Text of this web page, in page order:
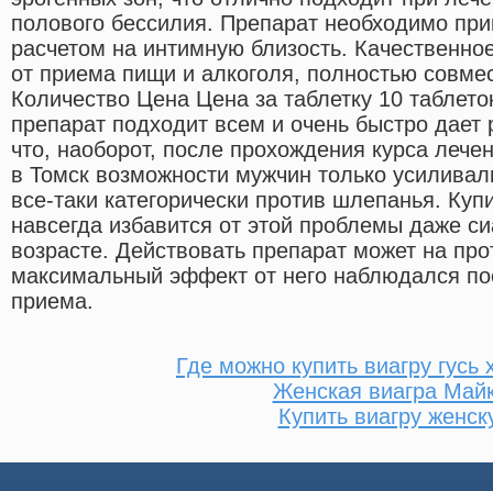
полового бессилия. Препарат необходимо
расчетом на интимную близость.
от приема пищи и алкоголя, полностью
Количество Цена Цена за таблетку 10
препарат подходит всем и очень быстро дает
что, наоборот, после прохождения курса
в Томск возможности мужчин только
все-таки категорически против шлепанья.
навсегда избавится от этой проблемы даже
возрасте. Действовать препарат может на
максимальный эффект от него наблюдался
приема.
Где можно купить виагру гусь
Женская виагра
Купить виагру